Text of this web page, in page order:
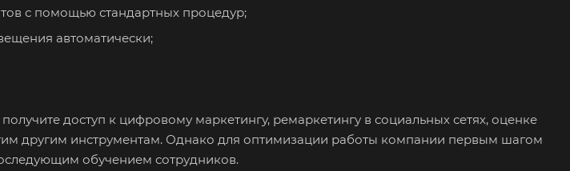
с помощью стандартных процедур;
автоматически;
доступ к цифровому маркетингу, ремаркетингу в социальных сетях, оценке
другим инструментам. Однако для оптимизации работы компании первым шагом
обучением сотрудников.